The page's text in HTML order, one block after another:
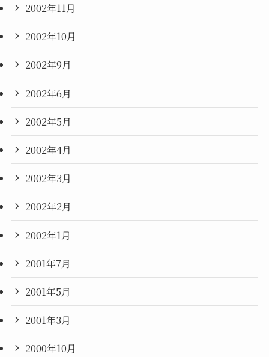
2002年11月
2002年10月
2002年9月
2002年6月
2002年5月
2002年4月
2002年3月
2002年2月
2002年1月
2001年7月
2001年5月
2001年3月
2000年10月